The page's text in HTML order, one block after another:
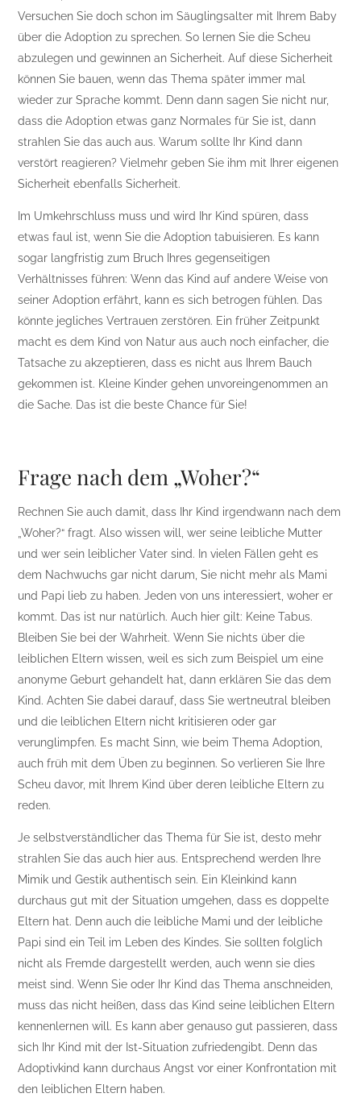
Versuchen Sie doch schon im Säuglingsalter mit Ihrem Baby
über die Adoption zu sprechen. So lernen Sie die Scheu
abzulegen und gewinnen an Sicherheit. Auf diese Sicherheit
können Sie bauen, wenn das Thema später immer mal
wieder zur Sprache kommt. Denn dann sagen Sie nicht nur,
dass die Adoption etwas ganz Normales für Sie ist, dann
strahlen Sie das auch aus. Warum sollte Ihr Kind dann
verstört reagieren? Vielmehr geben Sie ihm mit Ihrer eigenen
Sicherheit ebenfalls Sicherheit.
Im Umkehrschluss muss und wird Ihr Kind spüren, dass
etwas faul ist, wenn Sie die Adoption tabuisieren. Es kann
sogar langfristig zum Bruch Ihres gegenseitigen
Verhältnisses führen: Wenn das Kind auf andere Weise von
seiner Adoption erfährt, kann es sich betrogen fühlen. Das
könnte jegliches Vertrauen zerstören. Ein früher Zeitpunkt
macht es dem Kind von Natur aus auch noch einfacher, die
Tatsache zu akzeptieren, dass es nicht aus Ihrem Bauch
gekommen ist. Kleine Kinder gehen unvoreingenommen an
die Sache. Das ist die beste Chance für Sie!
Frage nach dem „Woher?“
Rechnen Sie auch damit, dass Ihr Kind irgendwann nach dem
„Woher?“ fragt. Also wissen will, wer seine leibliche Mutter
und wer sein leiblicher Vater sind. In vielen Fällen geht es
dem Nachwuchs gar nicht darum, Sie nicht mehr als Mami
und Papi lieb zu haben. Jeden von uns interessiert, woher er
kommt. Das ist nur natürlich. Auch hier gilt: Keine Tabus.
Bleiben Sie bei der Wahrheit. Wenn Sie nichts über die
leiblichen Eltern wissen, weil es sich zum Beispiel um eine
anonyme Geburt gehandelt hat, dann erklären Sie das dem
Kind. Achten Sie dabei darauf, dass Sie wertneutral bleiben
und die leiblichen Eltern nicht kritisieren oder gar
verunglimpfen. Es macht Sinn, wie beim Thema Adoption,
auch früh mit dem Üben zu beginnen. So verlieren Sie Ihre
Scheu davor, mit Ihrem Kind über deren leibliche Eltern zu
reden.
Je selbstverständlicher das Thema für Sie ist, desto mehr
strahlen Sie das auch hier aus. Entsprechend werden Ihre
Mimik und Gestik authentisch sein. Ein Kleinkind kann
durchaus gut mit der Situation umgehen, dass es doppelte
Eltern hat. Denn auch die leibliche Mami und der leibliche
Papi sind ein Teil im Leben des Kindes. Sie sollten folglich
nicht als Fremde dargestellt werden, auch wenn sie dies
meist sind. Wenn Sie oder Ihr Kind das Thema anschneiden,
muss das nicht heißen, dass das Kind seine leiblichen Eltern
kennenlernen will. Es kann aber genauso gut passieren, dass
sich Ihr Kind mit der Ist-Situation zufriedengibt. Denn das
Adoptivkind kann durchaus Angst vor einer Konfrontation mit
den leiblichen Eltern haben.